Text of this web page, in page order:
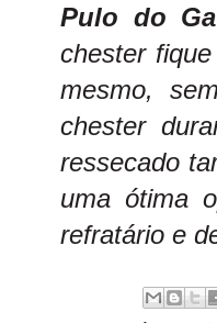
Pulo do
chester
mesmo,
chester
ressecado
uma ótima
refratário e